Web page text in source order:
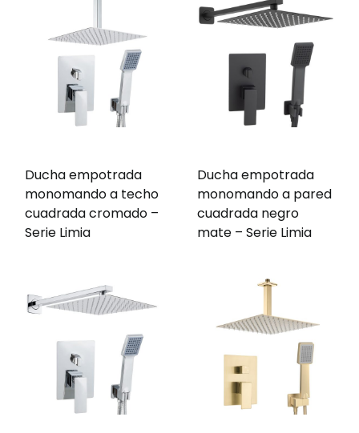
Ducha empotrada
monomando a techo
cuadrada cromado –
Serie Limia
Ducha empotrada
monomando a pared
cuadrada negro
mate – Serie Limia